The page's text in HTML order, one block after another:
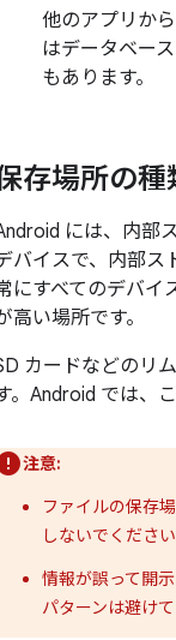
他のアプリか
はデータベー
もあります。
存場所の種
には、内部
バイスで、内部ス
にすべてのデバイ
高い場所です。
カードなどのリ
。Android では、
注意:
ファイルの保存
しないでください
情報が誤って開
パターンは避けて